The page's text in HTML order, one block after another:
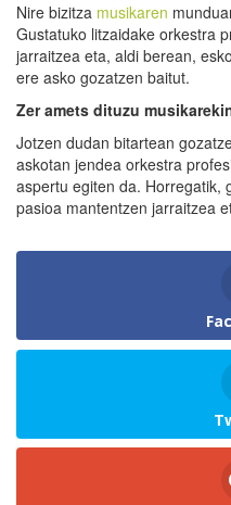
Nire bizitza musikaren
Gustatuko litzaidake orkestra
jarraitzea eta, aldi berean,
ere asko gozatzen baitut.
Zer amets dituzu
Jotzen dudan bitartean
askotan jendea orkestra
aspertu egiten da. Horregatik,
pasioa mantentzen jarraitzea